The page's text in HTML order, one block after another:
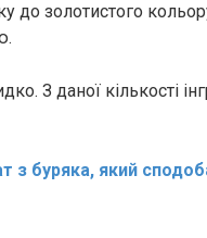
до золотистого
З даної кількості
з буряка, який